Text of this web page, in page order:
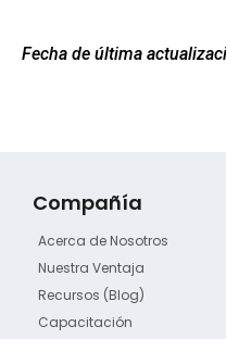
Fecha de última
Compañía
Acerca de Nosotros
Nuestra Ventaja
Recursos (Blog)
Capacitación